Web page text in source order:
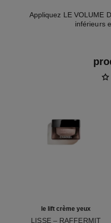
Appliquez LE VOLUME
inférieurs
le lift crème yeux
LISSE – RAFFERMIT